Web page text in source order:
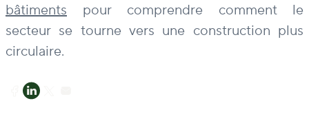
bâtiments pour comprendre comment le
secteur se tourne vers une construction plus
circulaire.